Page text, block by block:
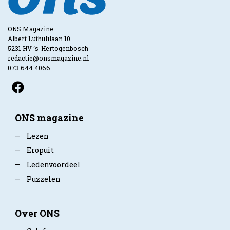
ONS Magazine
Albert Luthulilaan 10
5231 HV ‘s-Hertogenbosch
redactie@onsmagazine.nl
073 644 4066
ONS magazine
—
Lezen
—
Eropuit
—
Ledenvoordeel
—
Puzzelen
Over ONS